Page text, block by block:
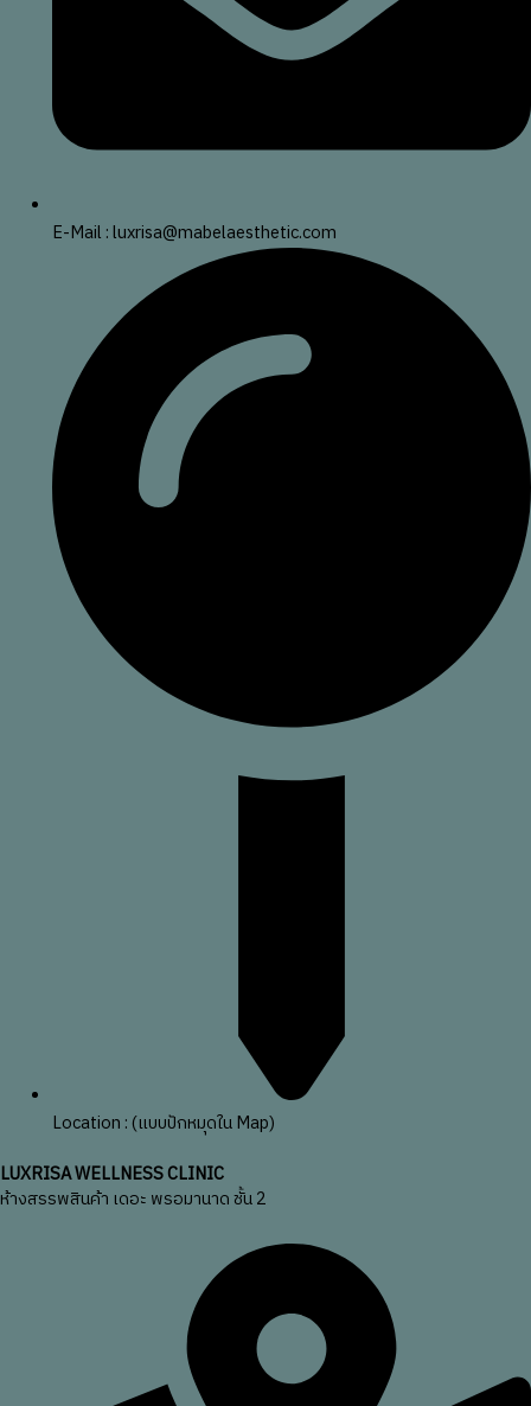
E-Mail : luxrisa@mabelaesthetic.com
Location : (แบบปักหมุดใน Map)
LUXRISA WELLNESS CLINIC
ห้างสรรพสินค้า เดอะ พรอมานาด ชั้น 2